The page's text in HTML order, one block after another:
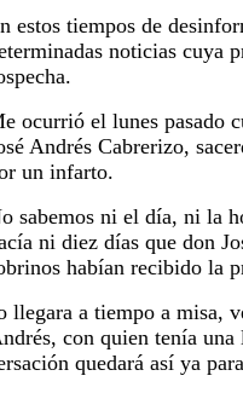
estos tiempos de
noticias cuya
ocurrió el lunes pasado
Andrés Cabrerizo,
un infarto.
sabemos ni el día, ni la
ni diez días que don
habían recibido la
a tiempo a misa,
con quien tenía
quedará así ya